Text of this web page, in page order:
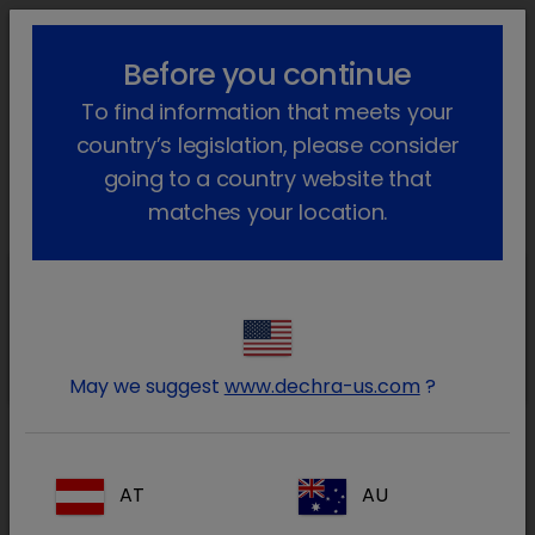
lock_outline search menu
Produtos
Farmacêutico
Cães e gatos
Só com receita veterinária
Phenoleptil
Voltar atrás
Phenoleptil
Phenoleptil 100 mg comprimidos
para cães
Phenoleptil
Phenoleptil 25 mg comprimidos
Before you continue
To find information that meets your
country’s legislation, please consider
going to a country website that
matches your location.
May we suggest www.dechra-us.com ?
AT AU